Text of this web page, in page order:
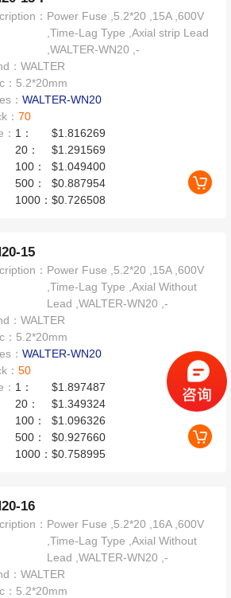
： Power Fuse ,5.2*20 ,15A ,600V
,Time-Lag Type ,Axial strip Lead
,WALTER-WN20 ,-
：WALTER
5.2*20mm
：WALTER-WN20
：70
1：
$1.816269
20：
$1.291569
100：
$1.049400
500：
$0.887954
1000：$0.726508
15
： Power Fuse ,5.2*20 ,15A ,600V
,Time-Lag Type ,Axial Without
Lead ,WALTER-WN20 ,-
：WALTER
5.2*20mm
：WALTER-WN20
：50
1：
$1.897487
20：
$1.349324
100：
$1.096326
500：
$0.927660
1000：$0.758995
16
： Power Fuse ,5.2*20 ,16A ,600V
,Time-Lag Type ,Axial Without
Lead ,WALTER-WN20 ,-
：WALTER
5.2*20mm